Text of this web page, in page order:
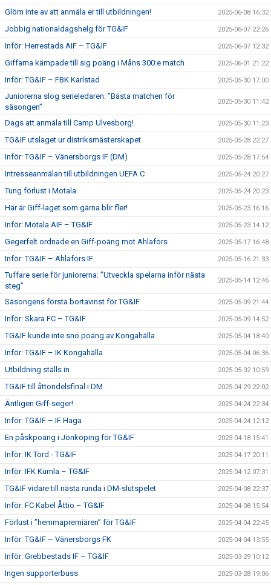
Glöm inte av att anmäla er till utbildningen! 2025-06-08 16:32
Jobbig nationaldagshelg för TG&IF 2025-06-07 22:26
Inför: Herrestads AIF – TG&IF 2025-06-07 12:32
Giffarna kämpade till sig poäng i Måns 300:e match 2025-06-01 21:22
Inför: TG&IF – FBK Karlstad 2025-05-30 17:00
Juniorerna slog serieledaren: ”Bästa matchen för
säsongen”
2025-05-30 11:42
Dags att anmäla till Camp Ulvesborg! 2025-05-30 11:23
TG&IF utslaget ur distriksmästerskapet 2025-05-28 22:27
Inför: TG&IF – Vänersborgs IF (DM) 2025-05-28 17:54
Intresseanmälan till utbildningen UEFA C 2025-05-24 20:27
Tung förlust i Motala 2025-05-24 20:23
Här är Giff-laget som gärna blir fler! 2025-05-23 16:16
Inför: Motala AIF – TG&IF 2025-05-23 14:12
Gegerfelt ordnade en Giff-poäng mot Ahlafors 2025-05-17 16:48
Inför: TG&IF – Ahlafors IF 2025-05-16 21:33
Tuffare serie för juniorerna: ”Utveckla spelarna inför nästa
steg”
2025-05-14 12:46
Säsongens första bortavinst för TG&IF 2025-05-09 21:44
Inför: Skara FC – TG&IF 2025-05-09 14:52
TG&IF kunde inte sno poäng av Kongahälla 2025-05-04 18:40
Inför: TG&IF – IK Kongahälla 2025-05-04 06:36
Utbildning ställs in 2025-05-02 10:59
TG&IF till åttondelsfinal i DM 2025-04-29 22:02
Äntligen Giff-seger! 2025-04-24 22:34
Inför: TG&IF – IF Haga 2025-04-24 12:12
En påskpoäng i Jönköping för TG&IF 2025-04-18 15:41
Inför: IK Tord - TG&IF 2025-04-17 20:11
Inför: IFK Kumla – TG&IF 2025-04-12 07:31
TG&IF vidare till nästa runda i DM-slutspelet 2025-04-08 22:37
Inför: FC Kabel Åttio – TG&IF 2025-04-08 15:54
Förlust i ”hemmapremiären” för TG&IF 2025-04-04 22:45
Inför: TG&IF – Vänersborgs FK 2025-04-04 13:55
Inför: Grebbestads IF – TG&IF 2025-03-29 10:12
Ingen supporterbuss 2025-03-28 19:06